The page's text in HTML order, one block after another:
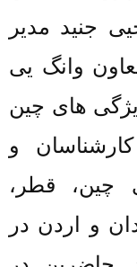
جنید مدیر
وانگ یی
های چین
و
چین، قطر،
و اردن در